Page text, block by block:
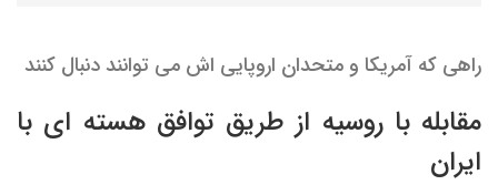
راهی که آمریکا و متحدان اروپایی اش می توانند دنبال کنند
مقابله با روسیه از طریق توافق هسته ای با
ایران